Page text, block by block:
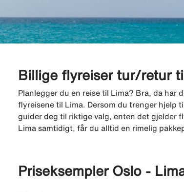
Billige flyreiser tur/retur
Planlegger du en reise til Lima? Bra, da har
flyreisene til Lima. Dersom du trenger hjelp
guider deg til riktige valg, enten det gjelder
Lima samtidigt, får du alltid en rimelig
Priseksempler Oslo -